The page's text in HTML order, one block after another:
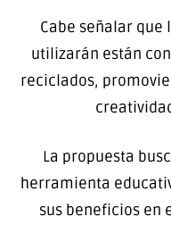
Cabe señalar que
utilizarán están
reciclados,
La propuesta
herramienta
sus beneficios en